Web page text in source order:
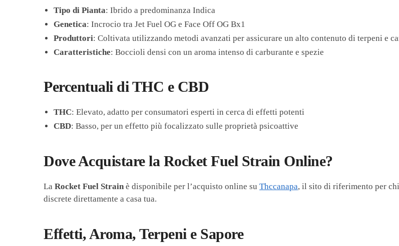
Tipo di Pianta: Ibrido a predominanza Indica
Genetica: Incrocio tra Jet Fuel OG e Face Off OG Bx1
Produttori: Coltivata utilizzando metodi avanzati per assicurare un alto contenuto di terpeni e
Caratteristiche: Boccioli densi con un aroma intenso di carburante e spezie
Percentuali di THC e CBD
THC: Elevato, adatto per consumatori esperti in cerca di effetti potenti
CBD: Basso, per un effetto più focalizzato sulle proprietà psicoattive
Dove Acquistare la Rocket Fuel Strain Online?
LaRocket Fuel Strain è disponibile per l’acquisto online suThccanapa, il sito di riferimento per
discrete direttamente a casa tua.
Effetti, Aroma, Terpeni e Sapore